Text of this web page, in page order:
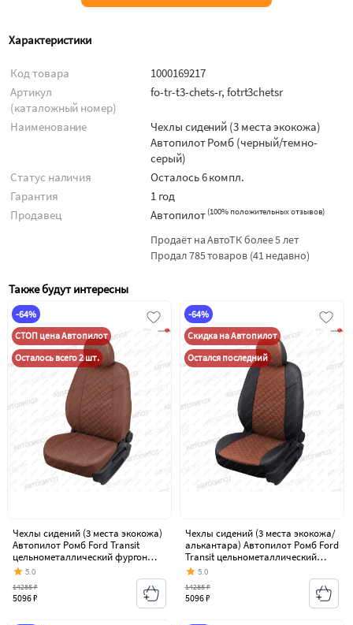
Характеристики
Код товара
1000169217
Артикул
(каталожный номер)
fo-tr-t3-chets-r, fotrt3chetsr
Наименование
Чехлы сидений (3 места экокожа)
Автопилот Ромб (черный/темно-
серый)
Статус наличия
Осталось 6 компл.
Гарантия
1 год
Продавец
Автопилот (100% положительных отзывов)
Продаёт на АвтоТК более 5 лет
Продал 785 товаров (41 недавно)
Также будут интересны
-64%
СТОП цена Автопилот
Осталось всего 2 шт.
Чехлы сидений (3 места экокожа)
Автопилот Ромб Ford Transit
цельнометаллический фургон
(2006-2014)
5.0
5096 ₽
14285 ₽
-64%
Скидка на Автопилот
Остался последний
Чехлы сидений (3 места экокожа/
алькантара) Автопилот Ромб Ford
Transit цельнометаллический
фургон (2006-2014)
5.0
5096 ₽
14285 ₽